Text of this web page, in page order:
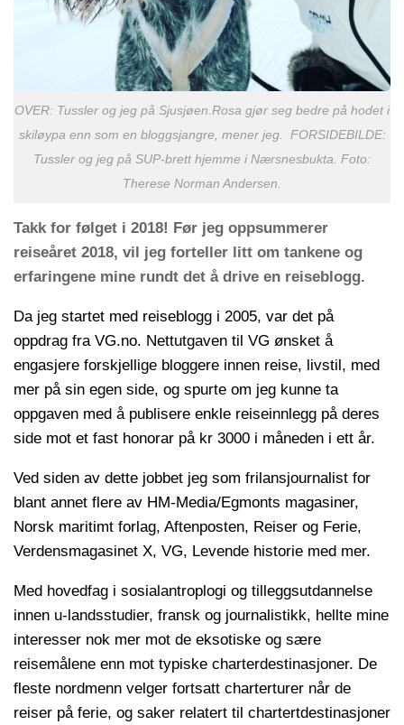
OVER: Tussler og jeg på Sjusjøen.Rosa gjør seg bedre på hodet i
skiløypa enn som en bloggsjangre, mener jeg. FORSIDEBILDE:
Tussler og jeg på SUP-brett hjemme i Nærsnesbukta. Foto:
Therese Norman Andersen.
Takk for følget i 2018! Før jeg oppsummerer
reiseåret 2018, vil jeg forteller litt om tankene og
erfaringene mine rundt det å drive en reiseblogg.
Da jeg startet med reiseblogg i 2005, var det på
oppdrag fra VG.no. Nettutgaven til VG ønsket å
engasjere forskjellige bloggere innen reise, livstil, med
mer på sin egen side, og spurte om jeg kunne ta
oppgaven med å publisere enkle reiseinnlegg på deres
side mot et fast honorar på kr 3000 i måneden i ett år.
Ved siden av dette jobbet jeg som frilansjournalist for
blant annet flere av HM-Media/Egmonts magasiner,
Norsk maritimt forlag, Aftenposten, Reiser og Ferie,
Verdensmagasinet X, VG, Levende historie med mer.
Med hovedfag i sosialantroplogi og tilleggsutdannelse
innen u-landsstudier, fransk og journalistikk, hellte mine
interesser nok mer mot de eksotiske og sære
reisemålene enn mot typiske charterdestinasjoner. De
fleste nordmenn velger fortsatt charterturer når de
reiser på ferie, og saker relatert til chartertdestinasjoner